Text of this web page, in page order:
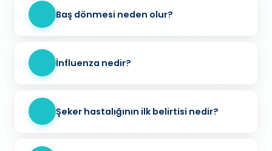
Baş dönmesi neden olur?
İnfluenza nedir?
Şeker hastalığının ilk belirtisi nedir?